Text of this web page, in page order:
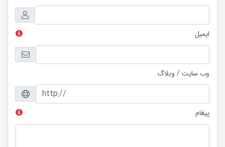
ایمیل
وب سایت / وبلاگ
پیغام